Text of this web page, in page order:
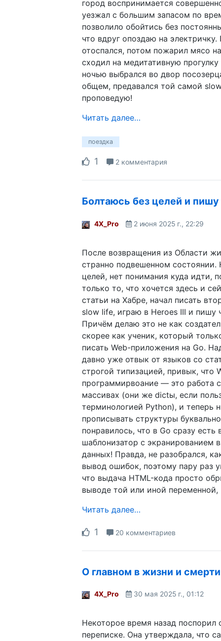
город воспринимается
уезжал с большим запасом по
позволило обойтись без
что вдруг опоздаю на электричку.
отоспался, потом пожарил мясо
сходил на медитативную
ночью выбрался во двор
общем, предавался той самой
проповедую!
Читать далее…
поездка
1 2 комментария
Болтаюсь без целей и пишу
4X_Pro 2 июня 2025 г., 22:29
После возвращения из Области
странно подвешенном состоянии.
целей, нет понимания куда идти,
только то, что хочется здесь и
статьи на Хабре, начал писать
slow life, играю в Heroes III и пишу
Причём делаю это не как
скорее как ученик, который
писать Web-приложения на Go.
давно уже отвык от языков со
строгой типизацией, привык, что
программирвоание — это работа
массивах (они же dictы, если
терминологией Python), и теперь
прописывать структуры
понравилось, что в Go сразу есть
шаблонизатор с экранированием
данных! Правда, не разобрался,
вывод ошибок, поэтому пару раз
что выдача HTML-кода просто
выводе той или иной переменной,
Читать далее…
1 20 комментариев
О главном в жизни и смерти
4X_Pro 30 мая 2025 г., 01:12
Некоторое время назад поспорил
переписке. Она утверждала, что